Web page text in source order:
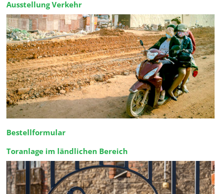
Ausstellung Verkehr
Bestellformular
Toranlage im ländlichen Bereich